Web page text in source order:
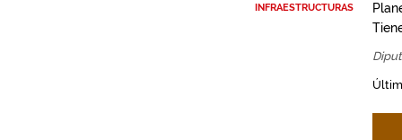
INFRAESTRUCTURAS